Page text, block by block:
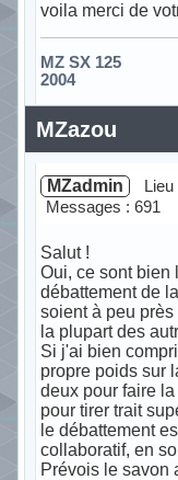
voila merci de
MZ SX 125
2004
Hors ligne
MZazou
MZadmin
Messages : 691
Salut !
Oui, ce sont bien
débattement de
soient à peu
la plupart des
Si j'ai bien
propre poids sur
deux pour faire
pour tirer trait
le débattement
collaboratif, en
Prévois le savon